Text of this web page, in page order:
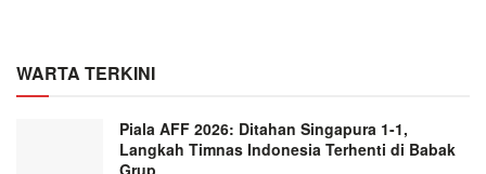
WARTA TERKINI
Piala AFF 2026: Ditahan Singapura 1-1,
Langkah Timnas Indonesia Terhenti di Babak
Grup